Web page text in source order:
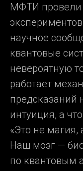
МФТИ провели
научное
квантовые
невероятную
работает
предсказаний
интуиция, а
«Это не магия,
Наш мозг —
по квантовым